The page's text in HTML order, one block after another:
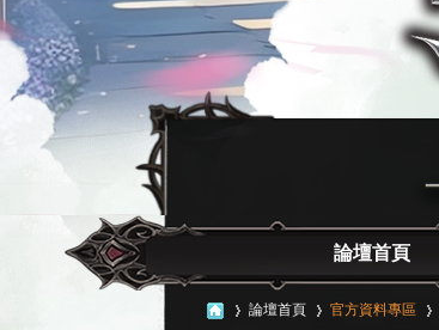
論壇首頁
論壇首頁 官方資料專區